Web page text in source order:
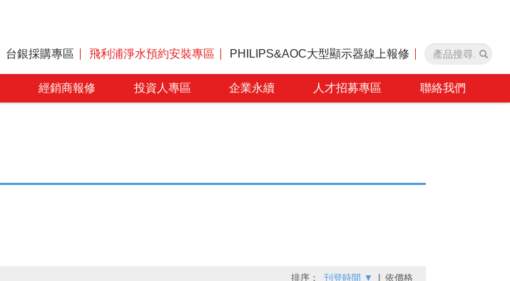
台銀採購專區 飛利浦淨水預約安裝專區 PHILIPS&AOC大型顯示器線上報修
經銷商報修 投資人專區 企業永續 人才招募專區 聯絡我們
排序： 刊登時間 ▼ 依價格